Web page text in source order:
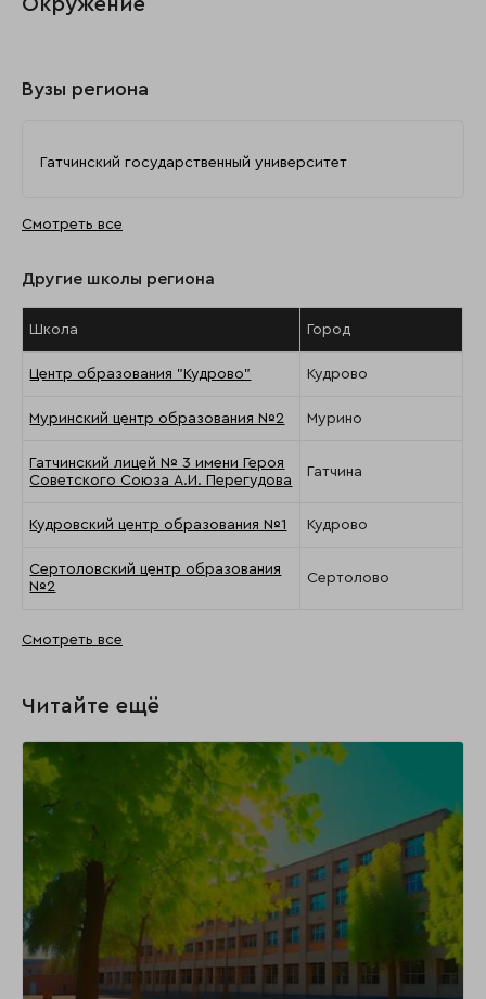
Окружение
Вузы региона
Гатчинский государственный университет
Смотреть все
Другие школы региона
Школа Город
Центр образования "Кудрово" Кудрово
Муринский центр образования №2 Мурино
Гатчинский лицей № 3 имени Героя
Советского Союза А.И. Перегудова
Гатчина
Кудровский центр образования №1 Кудрово
Сертоловский центр образования
№2
Сертолово
Смотреть все
Читайте ещё